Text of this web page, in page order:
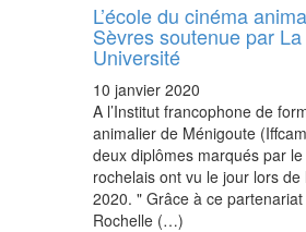
L’école du cinéma
Sèvres soutenue par
Université
10 janvier 2020
A l’Institut francophone de
animalier de Ménigoute
deux diplômes marqués par
rochelais ont vu le jour lors
2020. " Grâce à ce
Rochelle (…)